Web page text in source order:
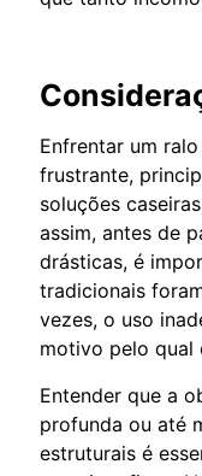
Enfrentar um
frustrante,
soluções
assim, antes de
drásticas, é
tradicionais
vezes, o uso
motivo pelo qual
Entender que a
profunda ou até
estruturais é